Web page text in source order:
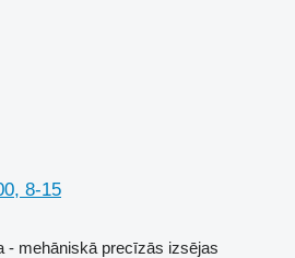
8-15
- mehāniskā precīzās izsējas